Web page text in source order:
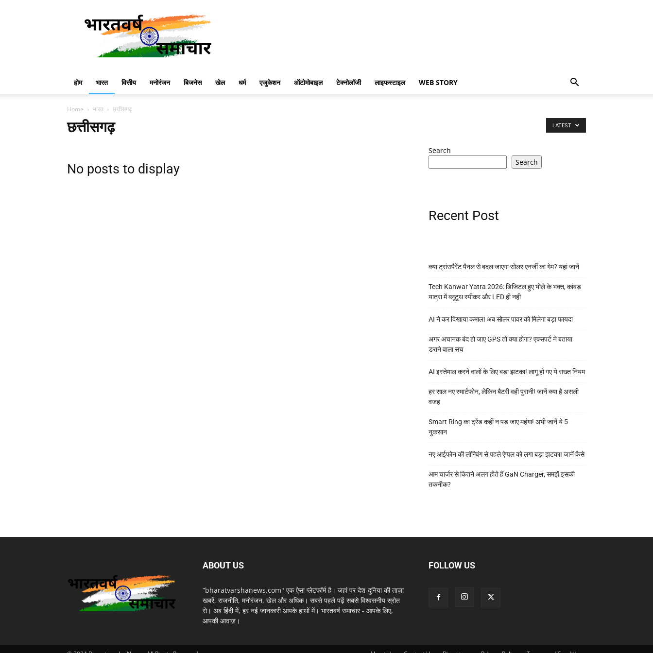
Bharatvarsha
News
होम भारत वित्तीय मनोरंजन बिजनेस खेल धर्म एजुकेशन ऑटोमोबाइल टेक्नोलॉजी लाइफस्टाइल WEB STORY
Home भारत छत्तीसगढ़
छत्तीसगढ़ LATEST
No posts to display
Search
Search
Recent Post
क्या ट्रांसपैरेंट पैनल से बदल जाएगा सोलर एनर्जी का गेम? यहां जानें
Tech Kanwar Yatra 2026: डिजिटल हुए भोले के भक्त, कांवड़
यात्रा में ब्लूटूथ स्पीकर और LED ही नही
AI ने कर दिखाया कमाल! अब सोलर पावर को मिलेगा बड़ा फायदा
अगर अचानक बंद हो जाए GPS तो क्या होगा? एक्सपर्ट ने बताया
डराने वाला सच
AI इस्तेमाल करने वालों के लिए बड़ा झटका! लागू हो गए ये सख्त नियम
हर साल नए स्मार्टफोन, लेकिन बैटरी वही पुरानी! जानें क्या है असली
वजह
Smart Ring का ट्रेंड कहीं न पड़ जाए महंगा! अभी जानें ये 5
नुकसान
नए आईफोन की लॉन्चिंग से पहले ऐप्पल को लगा बड़ा झटका! जानें कैसे
आम चार्जर से कितने अलग होते हैं GaN Charger, समझें इसकी
तकनीक?
ABOUT US
”bharatvarshanews.com" एक ऐसा प्लेटफॉर्म है। जहां पर देश-दुनिया की ताज़ा
खबरें, राजनीति, मनोरंजन, खेल और अधिक। सबसे पहले पढ़ें सबसे विश्वसनीय स्रोत
से। अब हिंदी में, हर नई जानकारी आपके हाथों में। भारतवर्ष समाचार - आपके लिए,
आपकी आवाज़।
FOLLOW US